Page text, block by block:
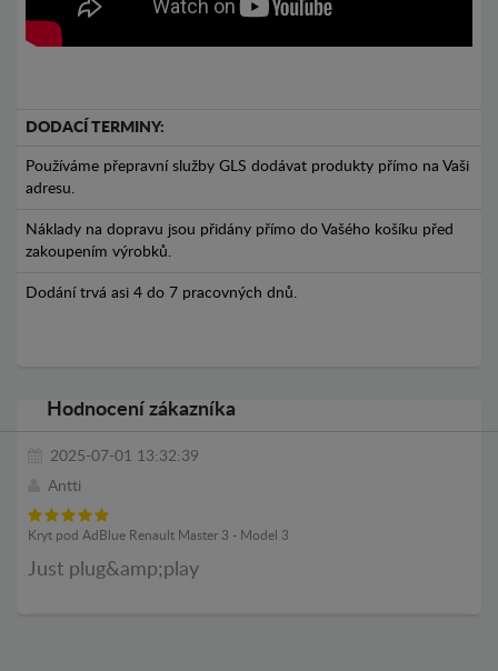
DODACÍ TERMINY:
Používáme přepravní služby GLS dodávat produkty přímo na Vaši
adresu.
Náklady na dopravu jsou přidány přímo do Vašého košíku před
zakoupením výrobků.
Dodání trvá asi 4 do 7 pracovných dnů.
Hodnocení zákazníka
2025-07-01 13:32:39
Antti
Kryt pod AdBlue Renault Master 3 - Model 3
Just plug&amp;play